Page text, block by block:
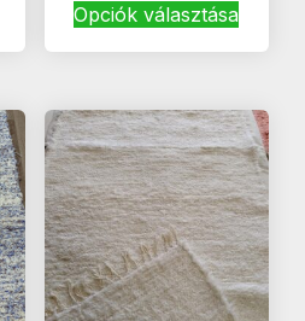
Opciók választásaa
van.
A
a
ki